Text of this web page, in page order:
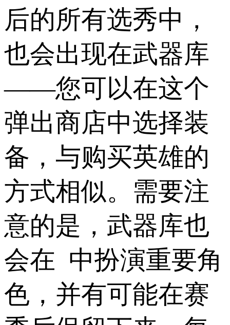
后的所有选秀中，
也会出现在武器库
——您可以在这个
弹出商店中选择装
备，与购买英雄的
方式相似。需要注
意的是，武器库也
会在 中扮演重要角
色，并有可能在赛